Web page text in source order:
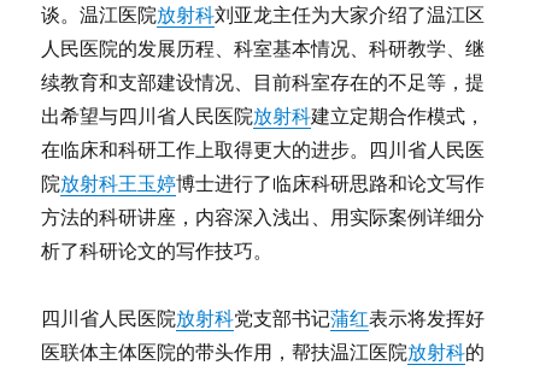
谈。温江医院放射科刘亚龙主任为大家介绍了温江区
人民医院的发展历程、科室基本情况、科研教学、继
续教育和支部建设情况、目前科室存在的不足等，提
出希望与四川省人民医院放射科建立定期合作模式，
在临床和科研工作上取得更大的进步。四川省人民医
院放射科王玉婷博士进行了临床科研思路和论文写作
方法的科研讲座，内容深入浅出、用实际案例详细分
析了科研论文的写作技巧。
四川省人民医院放射科党支部书记蒲红表示将发挥好
医联体主体医院的带头作用，帮扶温江医院放射科的